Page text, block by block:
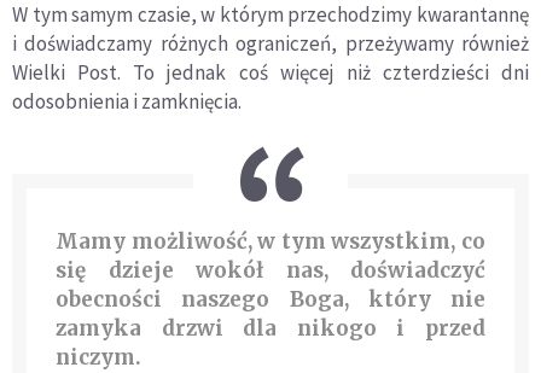
W tym samym czasie, w którym przechodzimy kwarantannę
i doświadczamy różnych ograniczeń, przeżywamy również
Wielki Post. To jednak coś więcej niż czterdzieści dni
odosobnienia i zamknięcia.
Mamy możliwość, w tym wszystkim, co
się dzieje wokół nas, doświadczyć
obecności naszego Boga, który nie
zamyka drzwi dla nikogo i przed
niczym.